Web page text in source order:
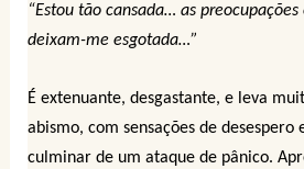
“Estou tão cansada… as
deixam-me esgotada…”
É extenuante, desgastante, e leva
abismo, com sensações de desespero
culminar de um ataque de pânico.